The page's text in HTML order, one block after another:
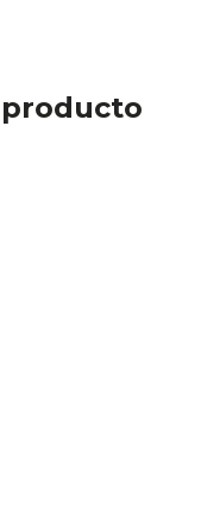
para retirar algo o
a su display LED
accidentes en tu